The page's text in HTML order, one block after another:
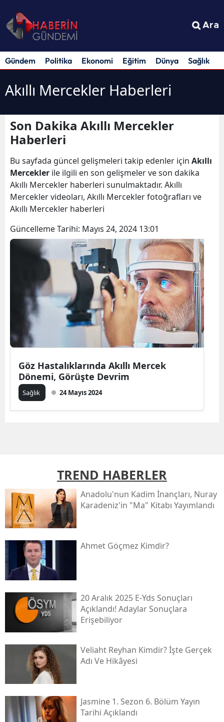
Ara
Gündem Politika Ekonomi Eğitim Dünya Sağlık
Akıllı Mercekler Haberleri
Son Dakika Akıllı Mercekler
Haberleri
Bu sayfada güncel gelişmeleri takip edenler için Akıllı
Mercekler ile ilgili en son gelişmeler ve son dakika
Akıllı Mercekler haberleri sunulmaktadır. Akıllı
Mercekler videoları, Akıllı Mercekler fotoğrafları ve
Akıllı Mercekler haberleri
Güncelleme Tarihi: Mayıs 24, 2024 13:01
Göz Hastalıklarında Akıllı Mercek
Dönemi, Görüşte Devrim
Sağlık 24 Mayıs 2024
TREND HABERLER
Anadolu'nun Kadim İnançları, Nuray
Karadeniz'in "ma" Kitabı Yayımlandı
Ahmet Göçmez Kimdir?
20 Aralık 2025 E-Yds Sonuçları
Açıklandı! Adaylar Sonuçlara
Erişebiliyor
Veliaht Reyhan Kimdir? İşte Gerçek
Adı Ve Hikâyesi
Jasmine 1. Sezon 6. Bölüm Yayın
Tarihi Açıklandı